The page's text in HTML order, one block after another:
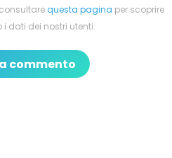
questa pagina per scoprire
dati dei nostri utenti.